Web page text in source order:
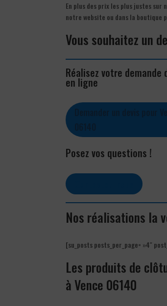
En plus des prix les plus justes
notre website ou dans la boutique
Vous souhaitez un
Réalisez votre demande
en ligne
Posez vos questions !
Nos réalisations la
[su_posts posts_per_page= »4″
Les produits de
à Vence 06140